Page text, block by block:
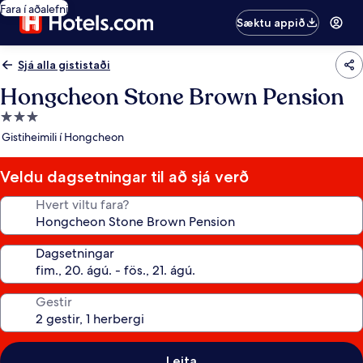
Fara í aðalefni
Sæktu appið
Sjá alla gististaði
Hongcheon Stone Brown Pension
3.0
stjörnu
Gistiheimili í Hongcheon
Veldu dagsetningar til að sjá verð
Hvert viltu fara?
Dagsetningar
Gestir